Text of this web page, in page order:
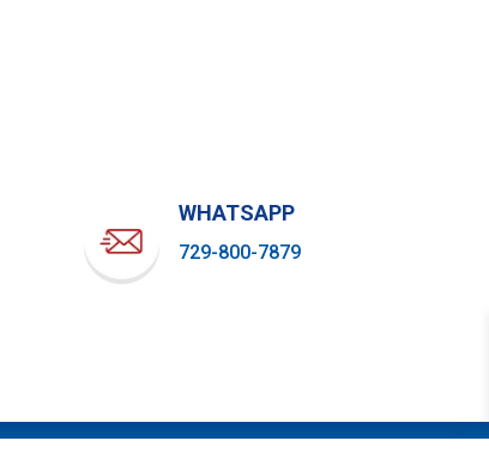
WHATSAPP
729-800-7879